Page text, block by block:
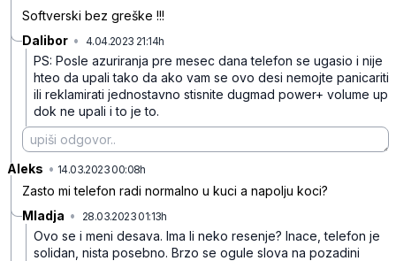
Softverski bez greške !!!
Dalibor • 4.04.2023 21:14h
PS: Posle azuriranja pre mesec dana telefon se ugasio i nije
hteo da upali tako da ako vam se ovo desi nemojte panicariti
ili reklamirati jednostavno stisnite dugmad power+ volume up
dok ne upali i to je to.
Aleks • 14.03.2023 00:08h
Zasto mi telefon radi normalno u kuci a napolju koci?
Mladja • 28.03.2023 01:13h
Ovo se i meni desava. Ima li neko resenje? Inace, telefon je
solidan, nista posebno. Brzo se ogule slova na pozadini